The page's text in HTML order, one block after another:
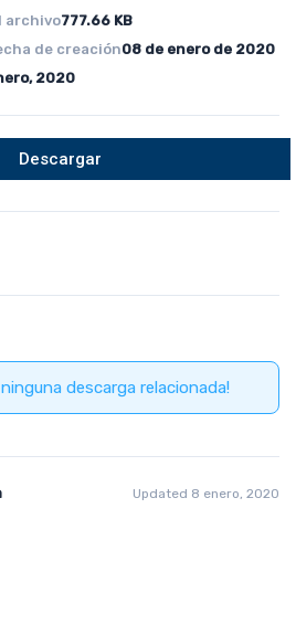
archivo777.66 KB
de creación08 de enero de 2020
2020
Descargar
descarga relacionada!
Updated 8 enero, 2020